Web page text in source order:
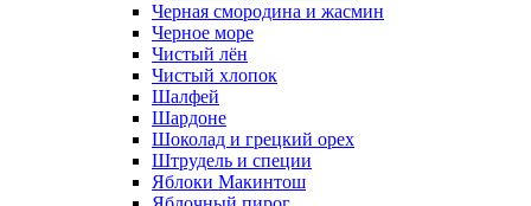
Черная смородина и жасмин
Черное море
Чистый лён
Чистый хлопок
Шалфей
Шардоне
Шоколад и грецкий орех
Штрудель и специи
Яблоки Макинтош